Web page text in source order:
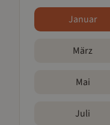
Januar
März
Mai
Juli